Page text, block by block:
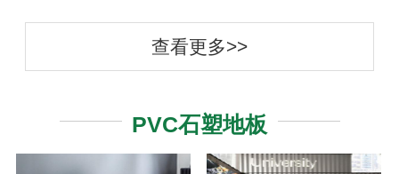
查看更多>>
PVC石塑地板